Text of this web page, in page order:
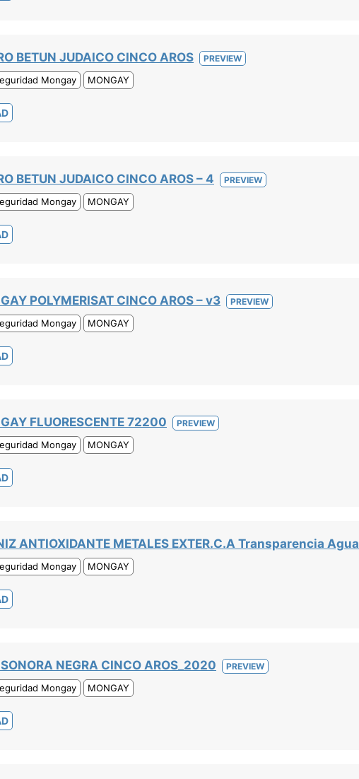
BETUN JUDAICO CINCO AROS PREVIEW
Mongay MONGAY
BETUN JUDAICO CINCO AROS – 4 PREVIEW
Mongay MONGAY
POLYMERISAT CINCO AROS – v3 PREVIEW
Mongay MONGAY
FLUORESCENTE 72200 PREVIEW
Mongay MONGAY
ANTIOXIDANTE METALES EXTER.C.A Transparencia Agua
Mongay MONGAY
NEGRA CINCO AROS_2020 PREVIEW
Mongay MONGAY